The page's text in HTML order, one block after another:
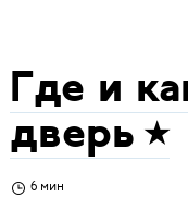
Где и
дверь
6 мин